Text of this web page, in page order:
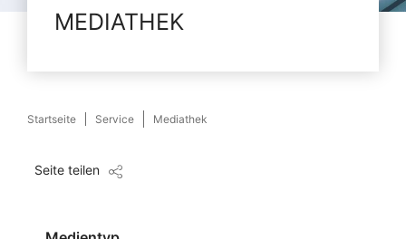
MEDIATHEK
Startseite Service Mediathek
Seite teilen